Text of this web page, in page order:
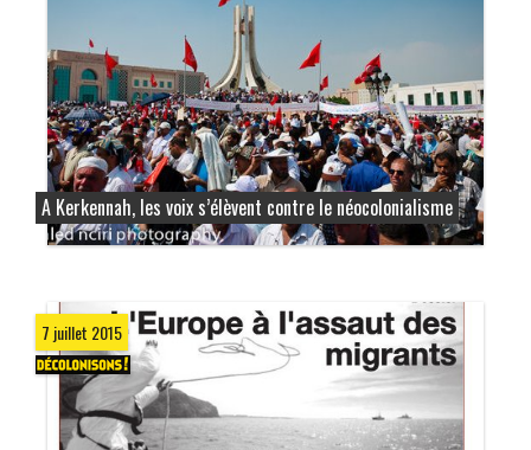
A Kerkennah, les voix s’élèvent contre le néocolonialisme
7 juillet 2015